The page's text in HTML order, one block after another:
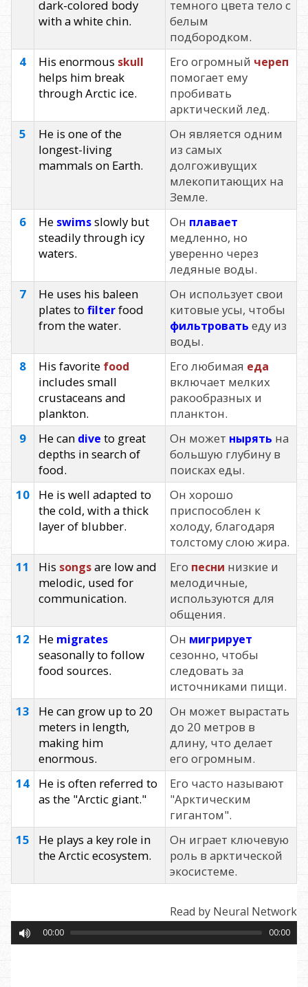
dark-colored body
with a white chin.
темного цвета тело с
белым
подбородком.
4
His enormous skull
helps him break
through Arctic ice.
Его огромный череп
помогает ему
пробивать
арктический лед.
5
He is one of the
longest-living
mammals on Earth.
Он является одним
из самых
долгоживущих
млекопитающих на
Земле.
6
He swimsslowly but
steadily through icy
waters.
Он плавает
медленно, но
уверенно через
ледяные воды.
7
He uses his baleen
plates to filterfood
from the water.
Он использует свои
китовые усы, чтобы
фильтровать еду из
воды.
8
His favorite food
includes small
crustaceans and
plankton.
Его любимая еда
включает мелких
ракообразных и
планктон.
9
He can dive to great
depths in search of
food.
Он может нырять на
большую глубину в
поисках еды.
10
He is well adapted to
the cold, with a thick
layer of blubber.
Он хорошо
приспособлен к
холоду, благодаря
толстому слою жира.
11
His songsare low and
melodic, used for
communication.
Его песни низкие и
мелодичные,
используются для
общения.
12
He migrates
seasonally to follow
food sources.
Он мигрирует
сезонно, чтобы
следовать за
источниками пищи.
13
He can grow up to 20
meters in length,
making him
enormous.
Он может вырастать
до 20 метров в
длину, что делает
его огромным.
14
He is often referred to
as the "Arctic giant."
Его часто называют
"Арктическим
гигантом".
15
He plays a key role in
the Arctic ecosystem.
Он играет ключевую
роль в арктической
экосистеме.
Read by Neural Network
00:00 00:00